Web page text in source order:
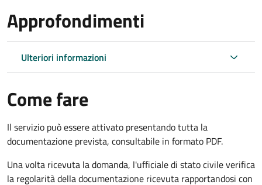
Approfondimenti
Ulteriori informazioni
Come fare
Il servizio può essere attivato presentando tutta la
documentazione prevista, consultabile in formato PDF.
Una volta ricevuta la domanda, l'ufficiale di stato civile verifica
la regolarità della documentazione ricevuta rapportandosi con